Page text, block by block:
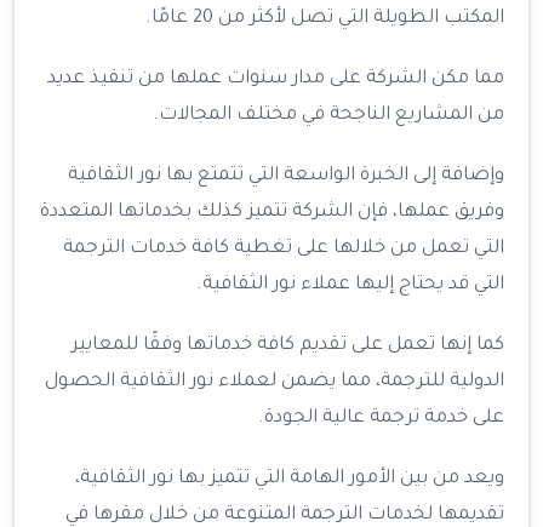
المكتب الطويلة التي تصل لأكثر من 20 عامًا.
مما مكن الشركة على مدار سنوات عملها من تنفيذ عديد
من المشاريع الناجحة في مختلف المجالات.
وإضافة إلى الخبرة الواسعة التي تتمتع بها نور الثقافية
وفريق عملها، فإن الشركة تتميز كذلك بخدماتها المتعددة
التي تعمل من خلالها على تغطية كافة خدمات الترجمة
التي قد يحتاج إليها عملاء نور الثقافية.
كما إنها تعمل على تقديم كافة خدماتها وفقًا للمعايير
الدولية للترجمة، مما يضمن لعملاء نور الثقافية الحصول
على خدمة ترجمة عالية الجودة.
ويعد من بين الأمور الهامة التي تتميز بها نور الثقافية،
تقديمها لخدمات الترجمة المتنوعة من خلال مقرها في